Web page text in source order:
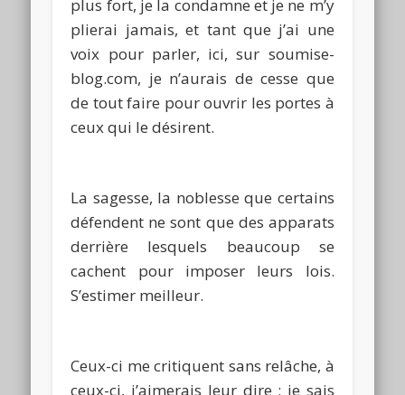
plus fort, je la condamne et je ne m’y
plierai jamais, et tant que j’ai une
voix pour parler, ici, sur soumise-
blog.com, je n’aurais de cesse que
de tout faire pour ouvrir les portes à
ceux qui le désirent.
La sagesse, la noblesse que certains
défendent ne sont que des apparats
derrière lesquels beaucoup se
cachent pour imposer leurs lois.
S’estimer meilleur.
Ceux-ci me critiquent sans relâche, à
ceux-ci, j’aimerais leur dire : je sais